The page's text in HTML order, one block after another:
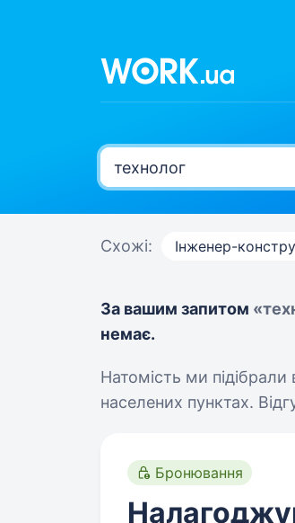
Схожі: Інженер-
За вашим запитом
немає.
Натомість ми підібрали
населених пунктах.
Бронювання